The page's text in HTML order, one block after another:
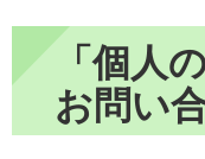
「個人
お問い